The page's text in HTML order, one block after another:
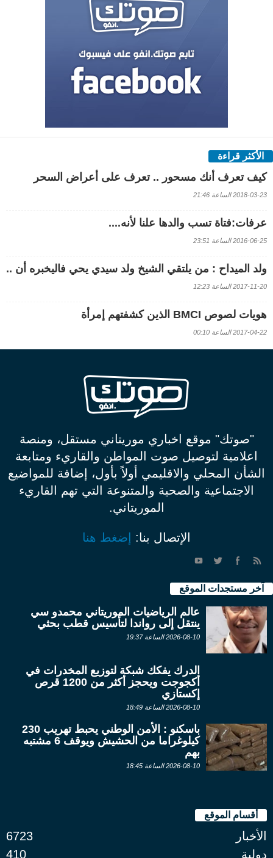
الأكثر قراءة
كيف تعرف أنك مسحور .. تعرف على أعراض السحر
2018-03-23 الساعة 21:46
عرفات:فتاة تسب والدها علنا لأنه....
2016-06-25 الساعة 23:51
ولد الميداح : من يلتقي الشيخ ولد سيدي يحي فاليخبره أن ..
2017-11-20 الساعة 12:23
هويات لصوص BMCI الذين كشفتهم إمرأة
2017-04-22 الساعة 00:10
"صوتك" موقع اخباري موريتاني مستقل، ومنصة
اعلامية لتوصيل صوت المواطن والقاريء ومتابعة
الشأن المحلي والاقليمي أولاً بأول، إضافة للمواضيع
الاجتماعية والصحية والمتنوعة التي تهم القاريء
الموريتاني.
الإتصال بنا: إضغط هنا
آخر مستجدات الموقع
عالم الرياضيات الموريتاني محمدو سي
ينتقل إلى رواندا لتأسيس قطب بحثي
2026-08-10 الساعة 19:37
الدرك يفكك شبكة لتوزيع المخدرات في
أكجوجت ويحجز أكثر من 1200 قرص
إكستازي
2026-08-10 الساعة 18:49
باسكنو : الأمن الوطني يحبط تهريب 230
كيلوغراما من الحشيش ويوقف 6 مشتبه
بهم
2026-08-10 الساعة 18:45
أقسام الموقع
الأخبار
6723
دولية
410